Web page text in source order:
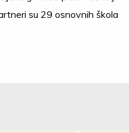
su 29 osnovnih škola